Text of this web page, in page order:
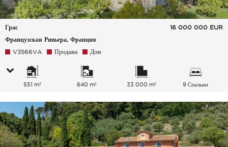
Грас
Французская Ривьера, Франция
16 000 000 EUR
V3566VA Продажа Дом
551 m² 640 m² 33 000 m² 9 Спальни